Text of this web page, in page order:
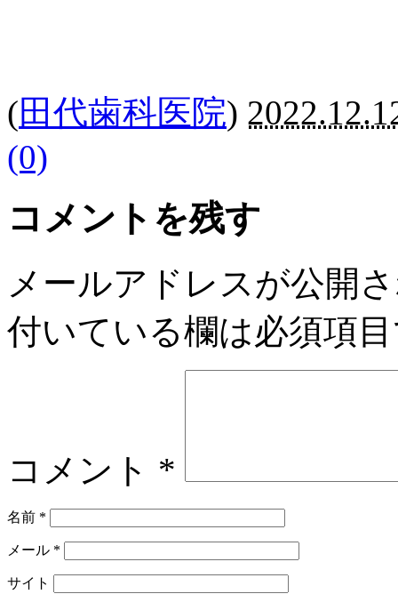
(田代歯科医院)
(0)
コメントを残す
メールアドレスが公開
付いている欄は必須項
コメント *
名前 *
メール *
サイト